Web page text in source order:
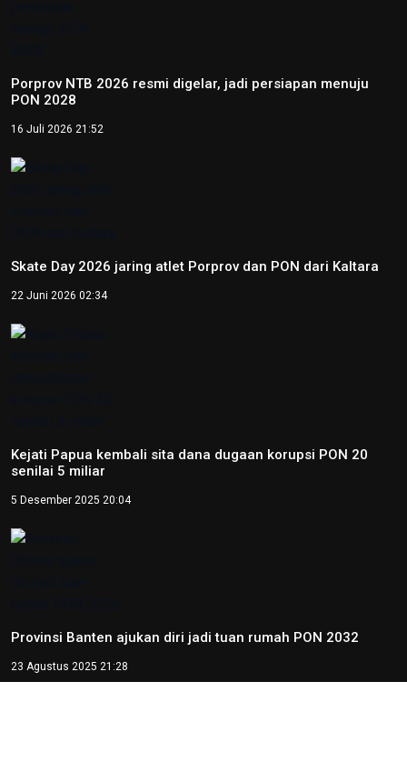
Porprov NTB 2026 resmi digelar, jadi persiapan menuju
PON 2028
16 Juli 2026 21:52
Skate Day 2026 jaring atlet Porprov dan PON dari Kaltara
22 Juni 2026 02:34
Kejati Papua kembali sita dana dugaan korupsi PON 20
senilai 5 miliar
5 Desember 2025 20:04
Provinsi Banten ajukan diri jadi tuan rumah PON 2032
23 Agustus 2025 21:28